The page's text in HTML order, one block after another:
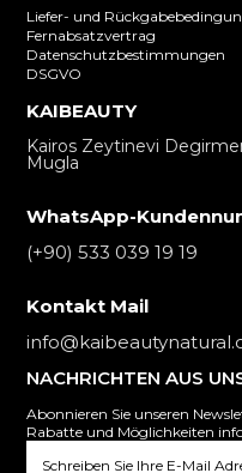
Liefer- und
Fernabsatzvertrag
Datenschutzbestimmungen
DSGVO
KAIBEAUTY
Kairos Zeytinevi
Mugla
WhatsApp-
(+90) 533 039 19 19
Kontakt Mail
NACHRICHTEN AUS
Abonnieren Sie unseren
Rabatte und Möglichkeiten